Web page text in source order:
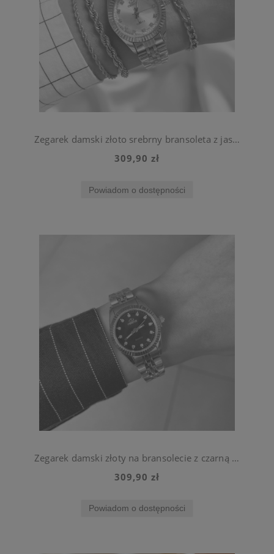
Zegarek damski złoto srebrny bransoleta z jasną tarczą ze stali chirurgicznej
309,90 zł
Powiadom o dostępności
Zegarek damski złoty na bransolecie z czarną tarczą ze stali chirurgicznej
309,90 zł
Powiadom o dostępności